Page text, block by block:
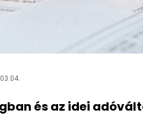
és az idei